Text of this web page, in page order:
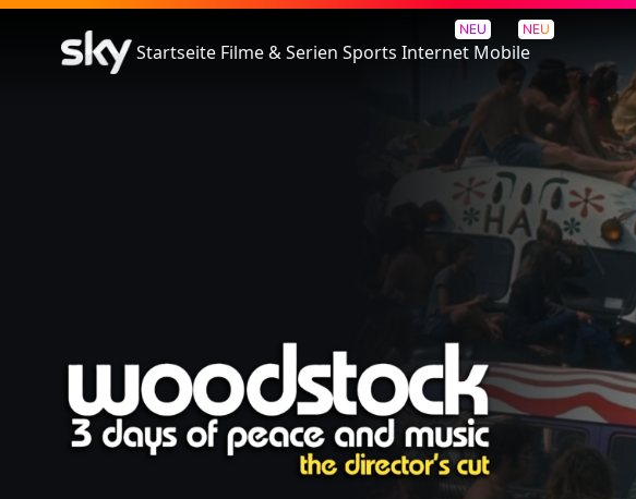
Startseite Filme & Serien Sports
NEU
Internet
NEU
Mobile
Woodstock